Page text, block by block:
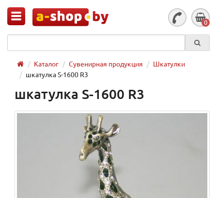
0
Каталог Сувенирная продукция
Шкатулки
шкатулка S-1600 R3
шкатулка S-1600 R3